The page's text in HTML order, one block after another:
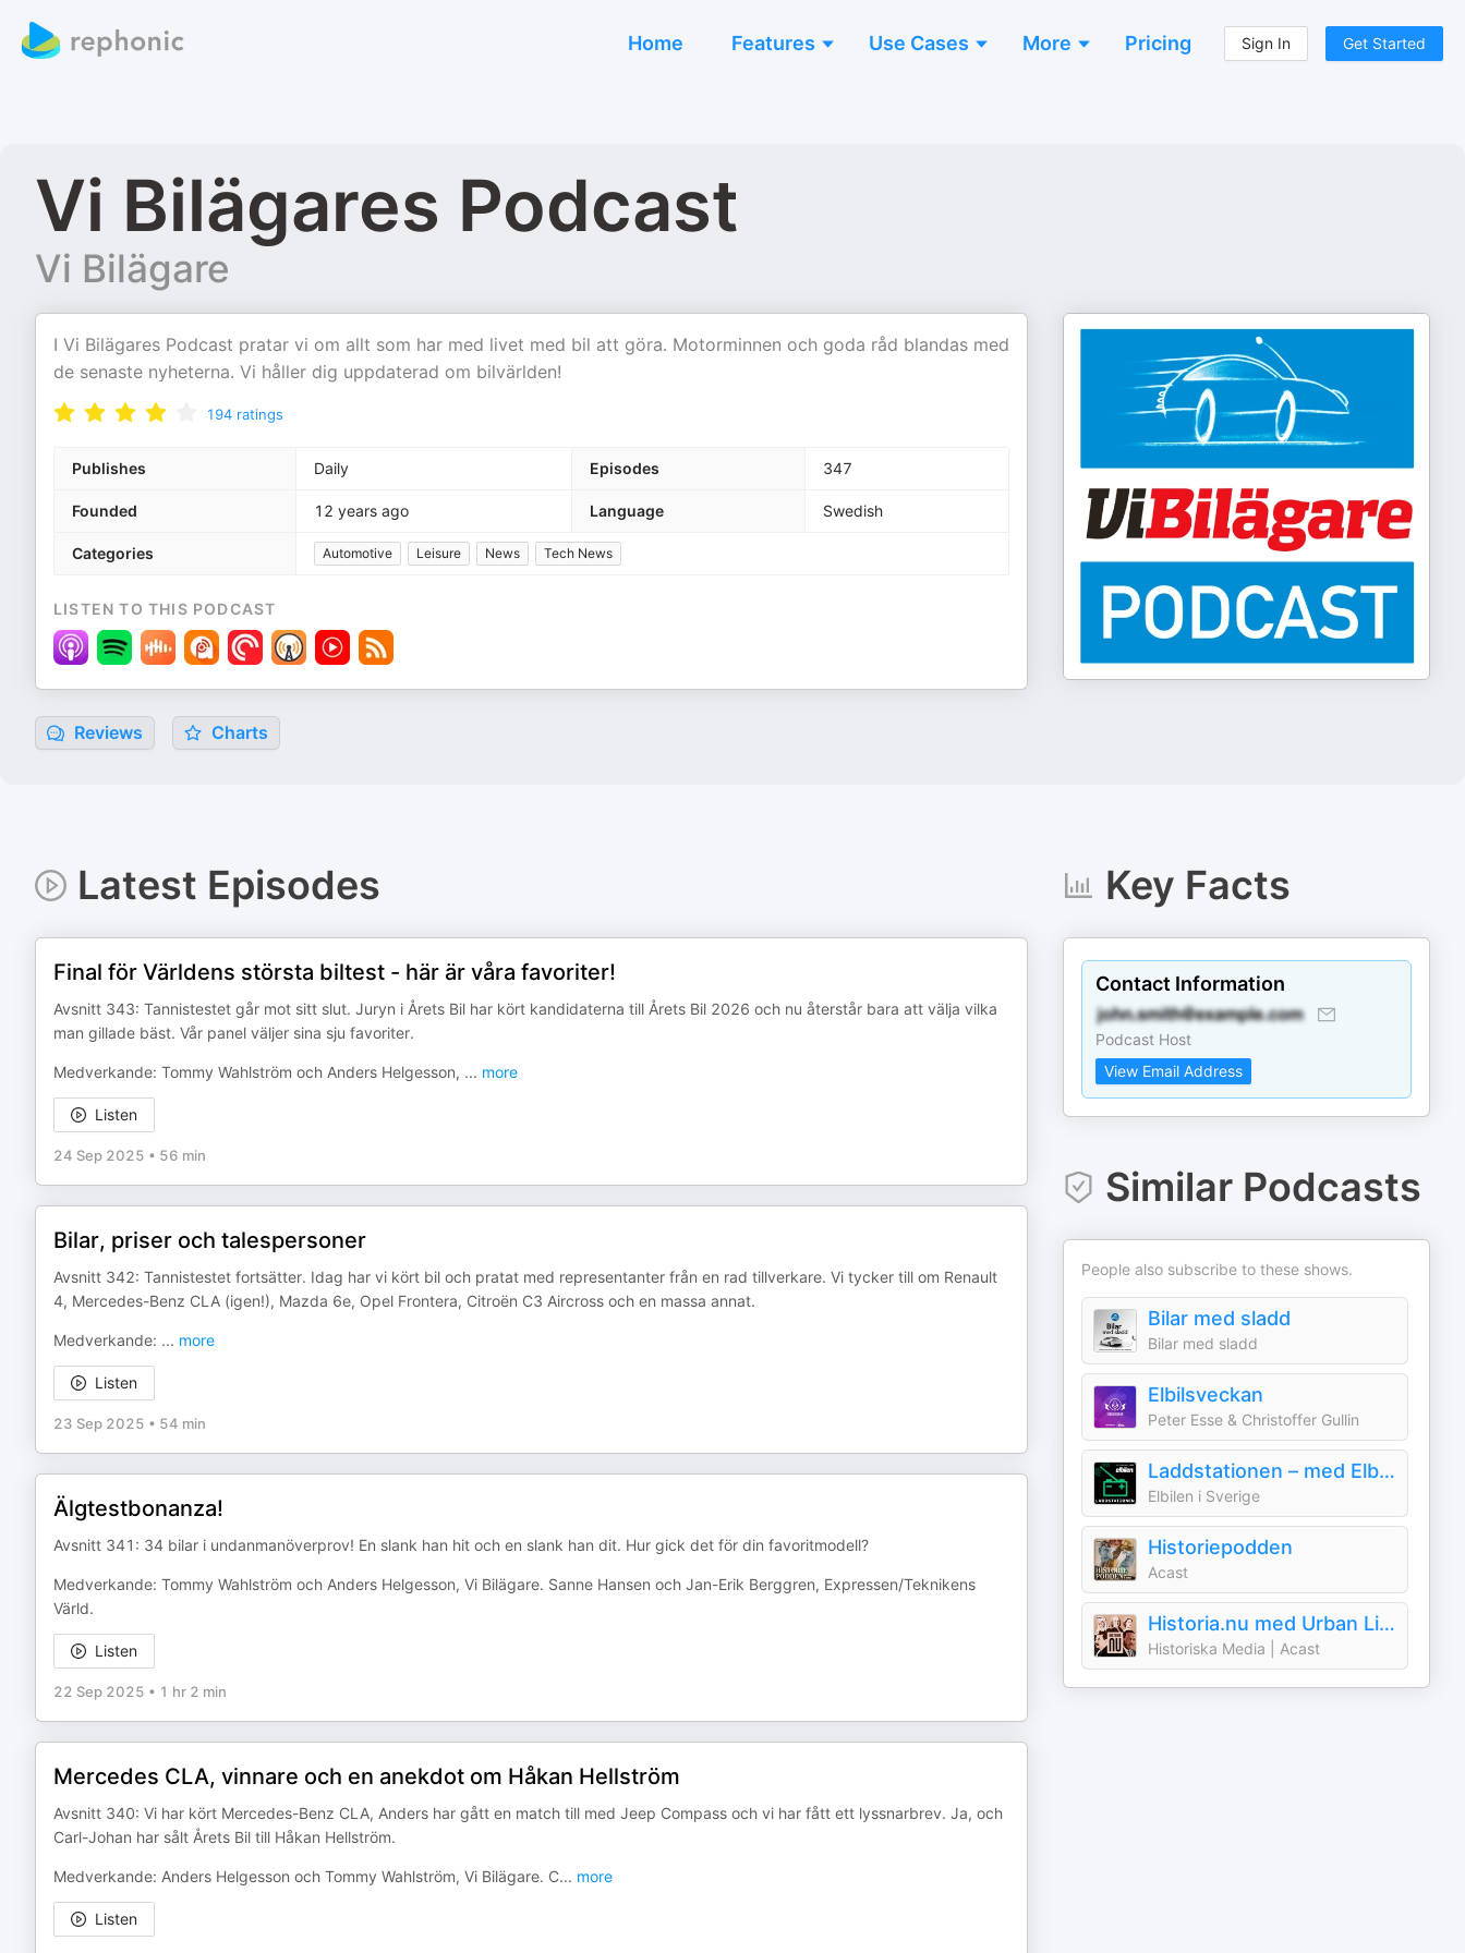
Home Features Use Cases More Pricing Sign In Get Started
Vi Bilägares Podcast
Vi Bilägare
I Vi Bilägares Podcast pratar vi om allt som har med livet med bil att göra. Motorminnen och goda råd blandas med
de senaste nyheterna. Vi håller dig uppdaterad om bilvärlden!
194 ratings
Publishes Daily Episodes 347
Founded 12 years ago Language Swedish
Categories Automotive Leisure News Tech News
LISTEN TO THIS PODCAST
Reviews Charts
Latest Episodes
Final för Världens största biltest - här är våra favoriter!
Avsnitt 343: Tannistestet går mot sitt slut. Juryn i Årets Bil har kört kandidaterna till Årets Bil 2026 och nu återstår bara att välja vilka
man gillade bäst. Vår panel väljer sina sju favoriter.
Medverkande: Tommy Wahlström och Anders Helgesson, ... more
Listen
24 Sep 2025 • 56 min
Bilar, priser och talespersoner
Avsnitt 342: Tannistestet fortsätter. Idag har vi kört bil och pratat med representanter från en rad tillverkare. Vi tycker till om Renault
4, Mercedes-Benz CLA (igen!), Mazda 6e, Opel Frontera, Citroën C3 Aircross och en massa annat.
Medverkande: ... more
Listen
23 Sep 2025 • 54 min
Älgtestbonanza!
Avsnitt 341: 34 bilar i undanmanöverprov! En slank han hit och en slank han dit. Hur gick det för din favoritmodell?
Medverkande: Tommy Wahlström och Anders Helgesson, Vi Bilägare. Sanne Hansen och Jan-Erik Berggren, Expressen/Teknikens
Värld.
Listen
22 Sep 2025 • 1 hr 2 min
Mercedes CLA, vinnare och en anekdot om Håkan Hellström
Avsnitt 340: Vi har kört Mercedes-Benz CLA, Anders har gått en match till med Jeep Compass och vi har fått ett lyssnarbrev. Ja, och
Carl-Johan har sålt Årets Bil till Håkan Hellström.
Medverkande: Anders Helgesson och Tommy Wahlström, Vi Bilägare. C... more
Listen
Key Facts
Contact Information
Podcast Host
View Email Address
Similar Podcasts
People also subscribe to these shows.
Bilar med sladd
Bilar med sladd
Elbilsveckan
Peter Esse & Christoffer Gullin
Laddstationen – med Elbilen i Sverige
Elbilen i Sverige
Historiepodden
Acast
Historia.nu med Urban Lindstedt
Historiska Media | Acast